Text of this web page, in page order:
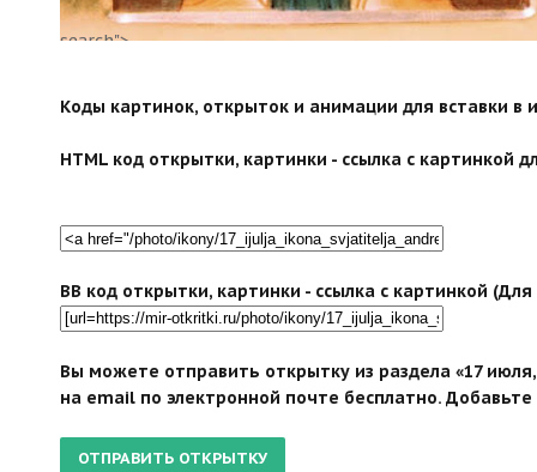
search">
Коды картинок, открыток и анимации для вставки в
HTML код открытки, картинки - ссылка с картинкой
BB код открытки, картинки - ссылка с картинкой
Вы можете отправить открытку из раздела «17
на email по электронной почте бесплатно.